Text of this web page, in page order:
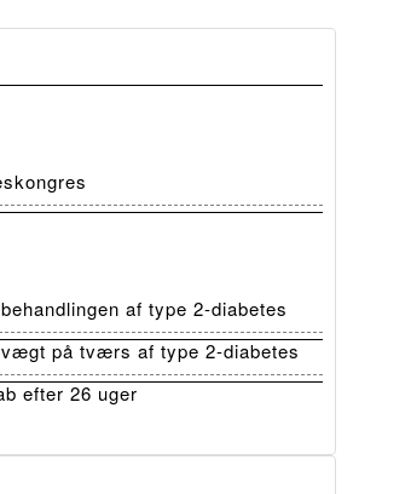
af type 2-diabetes
på tværs af type 2-diabetes
efter 26 uger